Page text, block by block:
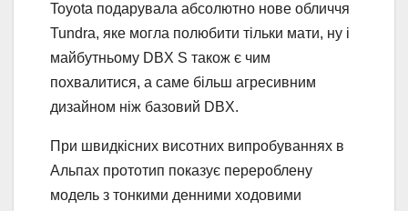
Toyota подарувала абсолютно нове обличчя
Tundra, яке могла полюбити тільки мати, ну і
майбутньому DBX S також є чим
похвалитися, а саме більш агресивним
дизайном ніж базовий DBX.
При швидкісних висотних випробуваннях в
Альпах прототип показує перероблену
модель з тонкими денними ходовими